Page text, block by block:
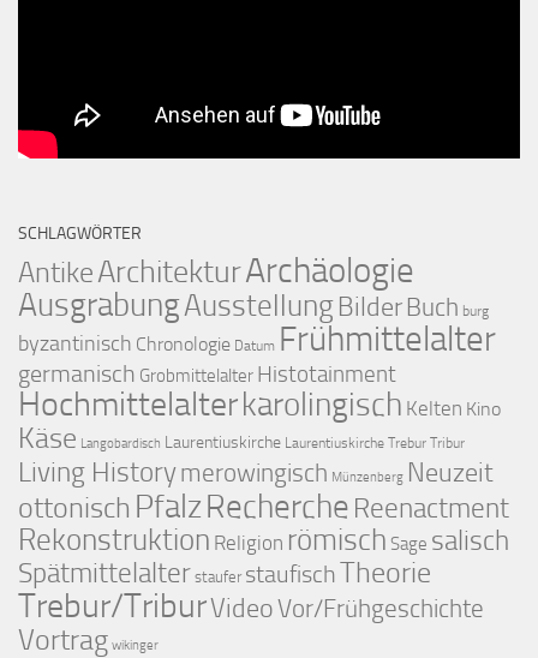
SCHLAGWÖRTER
AntikeArchitekturArchäologie
AusgrabungAusstellungBilder Buch burg
byzantinisch Chronologie Datum Frühmittelalter
germanisch Grobmittelalter Histotainment
Hochmittelalterkarolingisch Kelten Kino
Käse Langobardisch Laurentiuskirche Laurentiuskirche Trebur Tribur
Living Historymerowingisch Münzenberg Neuzeit
ottonisch PfalzRecherche Reenactment
Rekonstruktion Religion römisch Sage salisch
Spätmittelalter staufer staufischTheorie
Trebur/TriburVideoVor/Frühgeschichte
Vortrag wikinger